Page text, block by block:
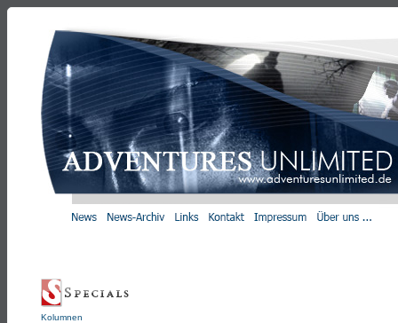
Kolumnen